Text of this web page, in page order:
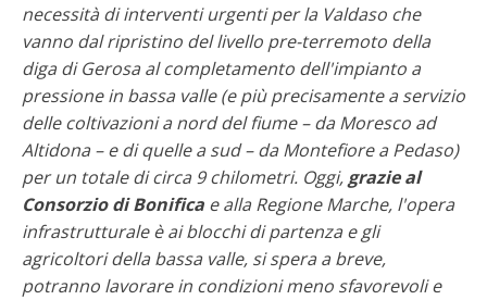
necessità di interventi urgenti per la Valdaso che
vanno dal ripristino del livello pre-terremoto della
diga di Gerosa al completamento dell'impianto a
pressione in bassa valle (e più precisamente a servizio
delle coltivazioni a nord del fiume – da Moresco ad
Altidona – e di quelle a sud – da Montefiore a Pedaso)
per un totale di circa 9 chilometri. Oggi, grazie al
Consorzio di Bonifica e alla Regione Marche, l'opera
infrastrutturale è ai blocchi di partenza e gli
agricoltori della bassa valle, si spera a breve,
potranno lavorare in condizioni meno sfavorevoli e